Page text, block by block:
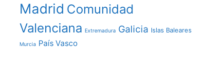
Madrid Comunidad
Valenciana Extremadura Galicia Islas Baleares
Murcia País Vasco